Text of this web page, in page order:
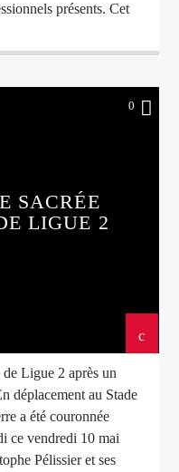
présents. Cet
0
SACRÉE
LIGUE 2
Ligue 2 après un
déplacement au Stade
a été couronnée
ce vendredi 10 mai
Pélissier et ses